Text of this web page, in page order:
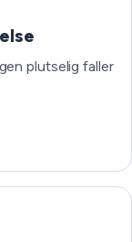
plutselig faller